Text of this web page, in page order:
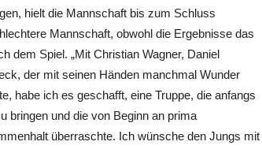
hielt die Mannschaft bis zum Schluss
Mannschaft, obwohl die Ergebnisse das
dem Spiel. „Mit Christian Wagner, Daniel
der mit seinen Händen manchmal Wunder
habe ich es geschafft, eine Truppe, die anfangs
bringen und die von Beginn an prima
überraschte. Ich wünsche den Jungs mit